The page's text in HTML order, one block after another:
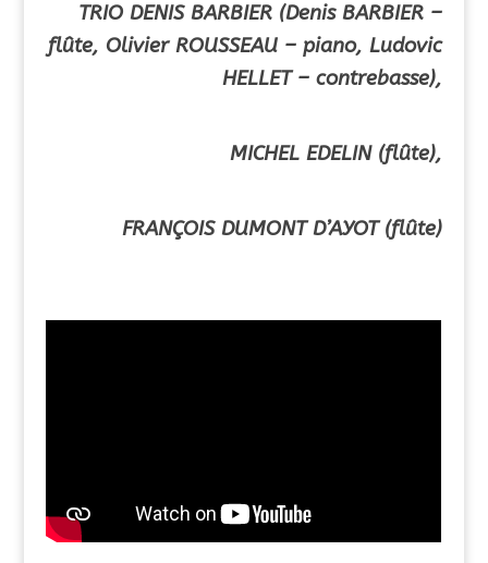
TRIO DENIS BARBIER (Denis BARBIER –
flûte, Olivier ROUSSEAU – piano, Ludovic
HELLET – contrebasse),
MICHEL EDELIN (flûte),
FRANÇOIS DUMONT D’AYOT (flûte)